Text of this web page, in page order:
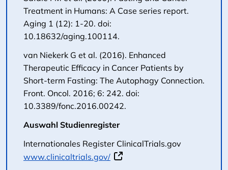
Treatment in Humans: A Case series report.
Aging 1 (12): 1-20. doi:
10.18632/aging.100114.
van Niekerk G et al. (2016). Enhanced
Therapeutic Efficacy in Cancer Patients by
Short-term Fasting: The Autophagy Connection.
Front. Oncol. 2016; 6: 242. doi:
10.3389/fonc.2016.00242.
Auswahl Studienregister
Internationales Register ClinicalTrials.gov
www.clinicaltrials.gov/